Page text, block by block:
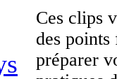
Ces clips
des
préparer